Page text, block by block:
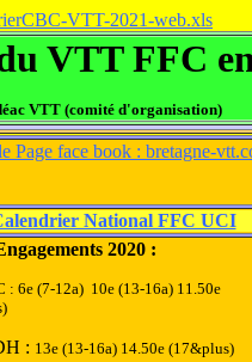
VTT-2021-web.xls
VTT FFC
VTT (comité d'organisation)
Page face book : bretagne-
National FFC UCI
2020 :
: 6e (7-12a) 10e (13-16a) 11.50e
: 13e (13-16a) 14.50e (17&plus)